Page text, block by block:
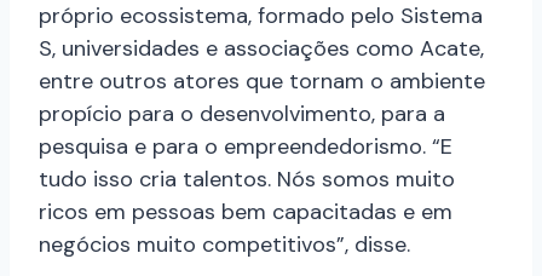
próprio ecossistema, formado pelo Sistema
S, universidades e associações como Acate,
entre outros atores que tornam o ambiente
propício para o desenvolvimento, para a
pesquisa e para o empreendedorismo. “E
tudo isso cria talentos. Nós somos muito
ricos em pessoas bem capacitadas e em
negócios muito competitivos”, disse.